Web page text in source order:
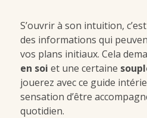
S’ouvrir à son intuition,
des informations qui
vos plans initiaux. Cela
en soi et une certaine
jouerez avec ce guide
sensation d’être
quotidien.